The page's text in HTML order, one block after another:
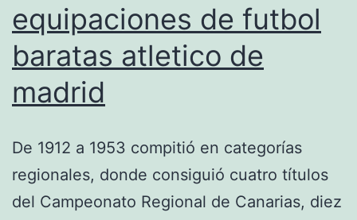
equipaciones de futbol
baratas atletico de
madrid
De 1912 a 1953 compitió en categorías
regionales, donde consiguió cuatro títulos
del Campeonato Regional de Canarias, diez